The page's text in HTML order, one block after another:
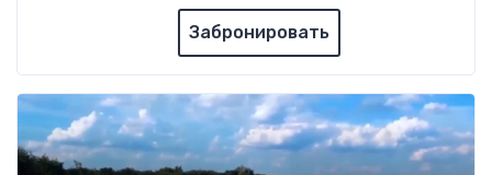
Забронировать